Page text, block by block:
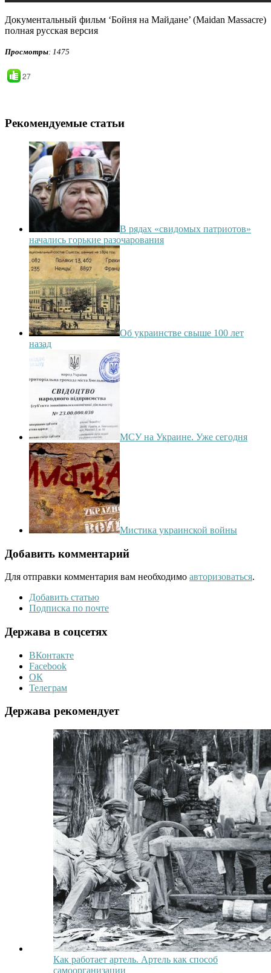
Документальный фильм ‘Бойня на Майдане’ (Maidan Massacre)
полная русская версия
Просмотры: 1475
27
Рекомендуемые статьи
В рядах «свидомых патриотов»
начались горькие разочарования
Об украинстве свыше 100 лет
назад
МСУ на Украине. Уже сегодня
Мистика украинской войны
Добавить комментарий
Для отправки комментария вам необходимо авторизоваться.
Добавить статью
Подписка по почте
Держава в соцсетях
ВКонтакте
Facebook
ОК
Телеграм
Держава рекомендует
Как работает артель. Артель как способ
самоорганизации